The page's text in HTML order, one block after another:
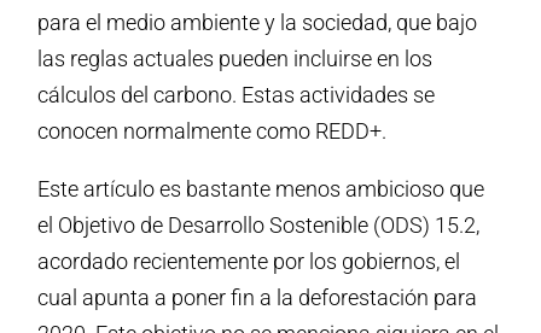
para el medio ambiente y la sociedad, que bajo
las reglas actuales pueden incluirse en los
cálculos del carbono. Estas actividades se
conocen normalmente como REDD+.
Este artículo es bastante menos ambicioso que
el Objetivo de Desarrollo Sostenible (ODS) 15.2,
acordado recientemente por los gobiernos, el
cual apunta a poner fin a la deforestación para